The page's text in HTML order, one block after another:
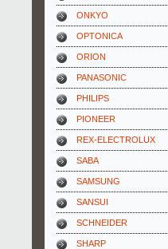
ONKYO
OPTONICA
ORION
PANASONIC
PHILIPS
PIONEER
REX-ELECTROLUX
SABA
SAMSUNG
SANSUI
SCHNEIDER
SHARP